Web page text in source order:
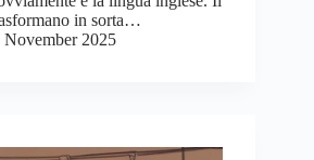
in sorta…
November 2025